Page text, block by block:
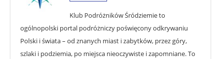
Klub Podróżników Śródziemie to
ogólnopolski portal podróżniczy poświęcony odkrywaniu
Polski i świata – od znanych miast i zabytków, przez góry,
szlaki i podziemia, po miejsca nieoczywiste i zapomniane. To